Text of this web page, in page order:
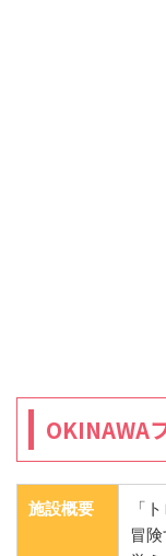
OKINAWA
施設概要
「
冒